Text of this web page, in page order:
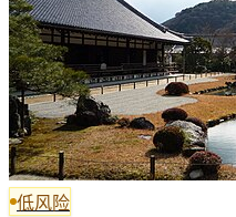
低风险